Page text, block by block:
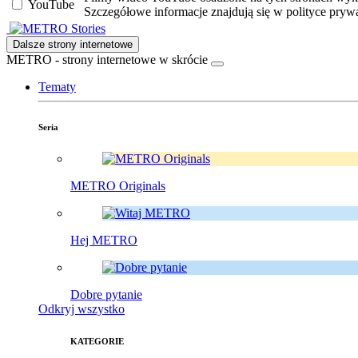
YouTube
Szczegółowe informacje znajdują się w polityce
Stories
Dalsze strony internetowe
METRO - strony internetowe w skrócie
Tematy
Seria
METRO Originals
Hej METRO
Dobre pytanie
Odkryj wszystko
KATEGORIE